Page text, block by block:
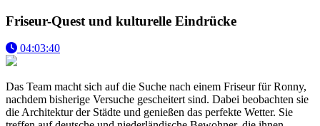
Friseur-Quest und kulturelle Eindrücke
04:03:40
Das Team macht sich auf die Suche nach einem Friseur für Ronny,
nachdem bisherige Versuche gescheitert sind. Dabei beobachten sie
die Architektur der Städte und genießen das perfekte Wetter. Sie